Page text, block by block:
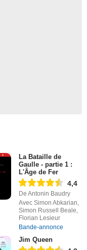
La Bataille de
Gaulle - partie 1 :
L'Âge de Fer
4,4
De Antonin Baudry
Avec Simon Abkarian,
Simon Russell Beale,
Florian Lesieur
Bande-annonce
Jim Queen